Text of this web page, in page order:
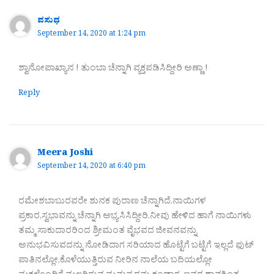
ವಸುಧ
September 14, 2020 at 1:24 pm
ಶ್ವಾನೋಪಾಖ್ಯಾನ ! ತುಂಬಾ ಚೆನ್ನಾಗಿ ವ್ಯಕ್ತಪಡಿಸಿದ್ದೀರಿ ಅಣ್ಣಾ !
Reply
Meera Joshi
September 14, 2020 at 6:40 pm
ರಮೇಶಬಾಬುರವರೇ ಶುನಕ ಪುರಾಣ ಚೆನ್ನಾಗಿದೆ.ನಾಯಿಗಳ
ಪ್ರಕಾರ,ಸ್ವಭಾವನ್ನು ಚೆನ್ನಾಗಿ ಅಭ್ಯಸಿಸಿದ್ದೀರಿ.ನೀವು ಹೇಳಿದ ಹಾಗೆ ನಾಯಿಗಳು
ತಮ್ಮ ಸಾಕುದಾರರಿಂದ ಶ್ರೀಮಂತ ವೈಭವದ ಜೀವನವನ್ನು
ಅನುಭವಿಸುವದನ್ನು ನೋಡಿದಾಗ ಸರಿಯಾದ ಹೊಟ್ಟೆಗೆ ಬಟ್ಟೆಗೆ ಇಲ್ಲದೆ ಫುಟ್
ಪಾತಿನಲ್ಲೋ,ಕೊಳೆಯುತ್ತಿರುವ ನೀರಿನ ನಾಲೆಯ ಬದಿಯಲ್ಲೋ